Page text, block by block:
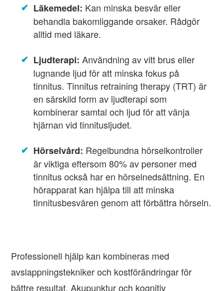
Läkemedel: Kan minska besvär eller
behandla bakomliggande orsaker. Rådgör
alltid med läkare.
Ljudterapi: Användning av vitt brus eller
lugnande ljud för att minska fokus på
tinnitus. Tinnitus retraining therapy (TRT) är
en särskild form av ljudterapi som
kombinerar samtal och ljud för att vänja
hjärnan vid tinnitusljudet.
Hörselvård: Regelbundna hörselkontroller
är viktiga eftersom 80% av personer med
tinnitus också har en hörselnedsättning. En
hörapparat kan hjälpa till att minska
tinnitusbesvären genom att förbättra hörseln.
Professionell hjälp kan kombineras med
avslappningstekniker och kostförändringar för
bättre resultat. Akupunktur och kognitiv